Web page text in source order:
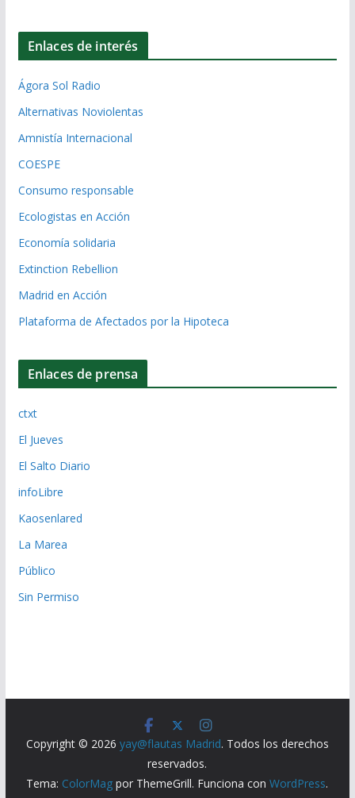
Enlaces de interés
Ágora Sol Radio
Alternativas Noviolentas
Amnistía Internacional
COESPE
Consumo responsable
Ecologistas en Acción
Economía solidaria
Extinction Rebellion
Madrid en Acción
Plataforma de Afectados por la Hipoteca
Enlaces de prensa
ctxt
El Jueves
El Salto Diario
infoLibre
Kaosenlared
La Marea
Público
Sin Permiso
Copyright © 2026 yay@flautas Madrid. Todos los derechos
reservados.
Tema: ColorMag por ThemeGrill. Funciona conWordPress.